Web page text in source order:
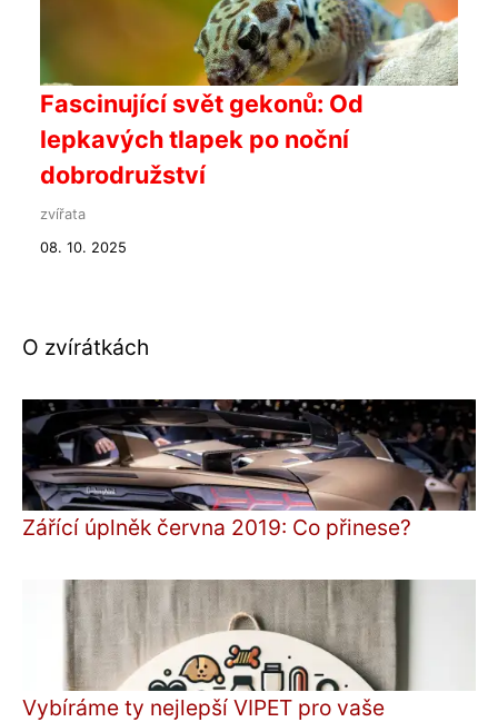
Fascinující svět gekonů: Od
lepkavých tlapek po noční
dobrodružství
zvířata
08. 10. 2025
O zvírátkách
Zářící úplněk června 2019: Co přinese?
Vybíráme ty nejlepší VIPET pro vaše